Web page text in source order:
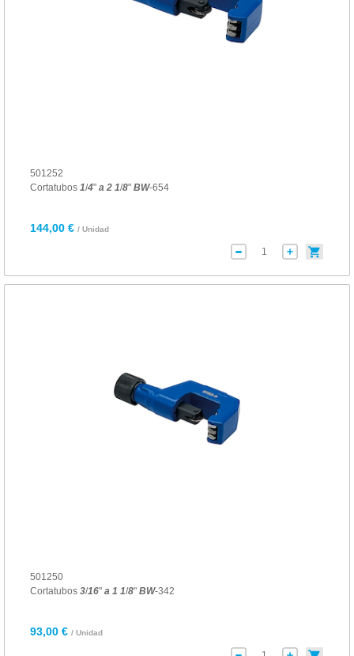
501252
Cortatubos 1/4" a 2 1/8" BW-654
144,00 € / Unidad
501250
Cortatubos 3/16" a 1 1/8" BW-342
93,00 € / Unidad